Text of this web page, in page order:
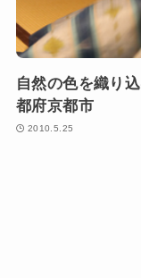
自然の色を織り
都府京都市
2010.5.25